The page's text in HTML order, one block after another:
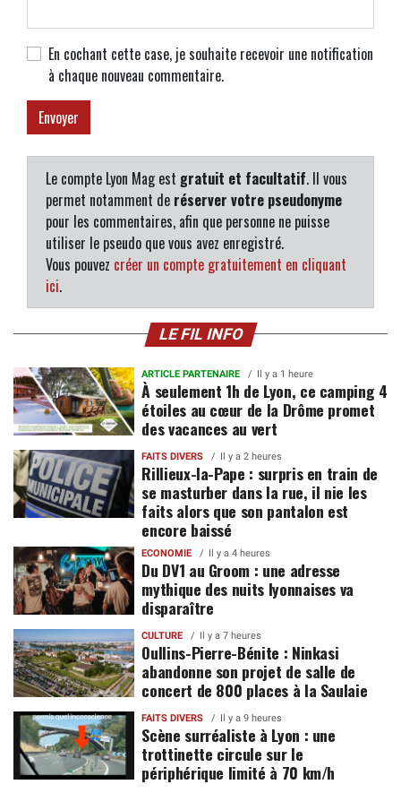
En cochant cette case, je souhaite recevoir une notification
à chaque nouveau commentaire.
Le compte Lyon Mag est gratuit et facultatif. Il vous
permet notamment de réserver votre pseudonyme
pour les commentaires, afin que personne ne puisse
utiliser le pseudo que vous avez enregistré.
Vous pouvez créer un compte gratuitement en cliquant
ici.
LE FIL INFO
ARTICLE PARTENAIRE Il y a 1 heure
À seulement 1h de Lyon, ce camping 4
étoiles au cœur de la Drôme promet
des vacances au vert
FAITS DIVERS Il y a 2 heures
Rillieux-la-Pape : surpris en train de
se masturber dans la rue, il nie les
faits alors que son pantalon est
encore baissé
ECONOMIE Il y a 4 heures
Du DV1 au Groom : une adresse
mythique des nuits lyonnaises va
disparaître
CULTURE Il y a 7 heures
Oullins-Pierre-Bénite : Ninkasi
abandonne son projet de salle de
concert de 800 places à la Saulaie
FAITS DIVERS Il y a 9 heures
Scène surréaliste à Lyon : une
trottinette circule sur le
périphérique limité à 70 km/h